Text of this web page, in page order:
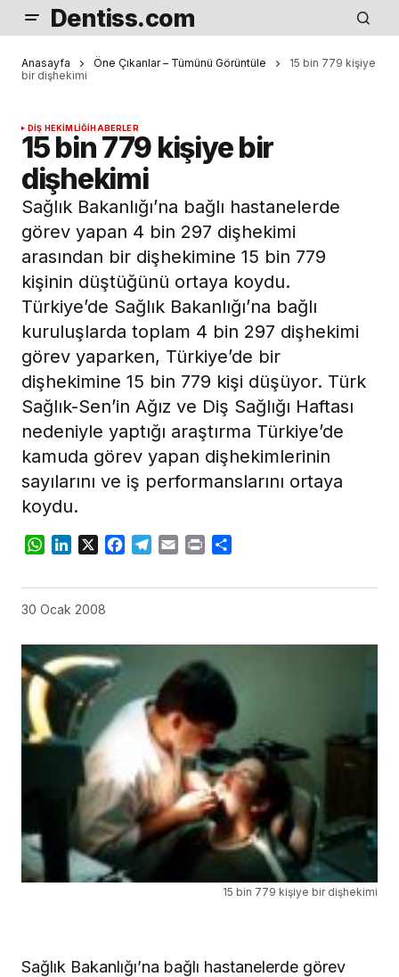
Dentiss.com
Anasayfa Öne Çıkanlar – Tümünü Görüntüle
15 bin 779 kişiye
bir dişhekimi
DIŞ HEKIMLIĞIHABERLER
15 bin 779 kişiye bir
dişhekimi
Sağlık Bakanlığı’na bağlı hastanelerde
görev yapan 4 bin 297 dişhekimi
arasından bir dişhekimine 15 bin 779
kişinin düştüğünü ortaya koydu.
Türkiye’de Sağlık Bakanlığı’na bağlı
kuruluşlarda toplam 4 bin 297 dişhekimi
görev yaparken, Türkiye’de bir
dişhekimine 15 bin 779 kişi düşüyor. Türk
Sağlık-Sen’in Ağız ve Diş Sağlığı Haftası
nedeniyle yaptığı araştırma Türkiye’de
kamuda görev yapan dişhekimlerinin
sayılarını ve iş performanslarını ortaya
koydu.
WhatsApp
LinkedIn
X Facebook
Telegram
Email Print
30 Ocak 2008
15 bin 779 kişiye bir dişhekimi
Sağlık Bakanlığı’na bağlı hastanelerde görev